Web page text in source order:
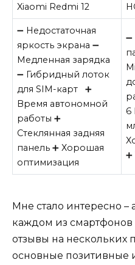
Xiaomi Redmi 12
➖ Недостаточная
яркость экрана ➖
Медленная зарядка
➖ Гибридный лоток
для SIM-карт ➕
Время автономной
работы ➕
Стеклянная задняя
панель ➕ Хорошая
оптимизация
6
Мне стало интересно –
каждом из
отзывы на нескольких
основные позитивные